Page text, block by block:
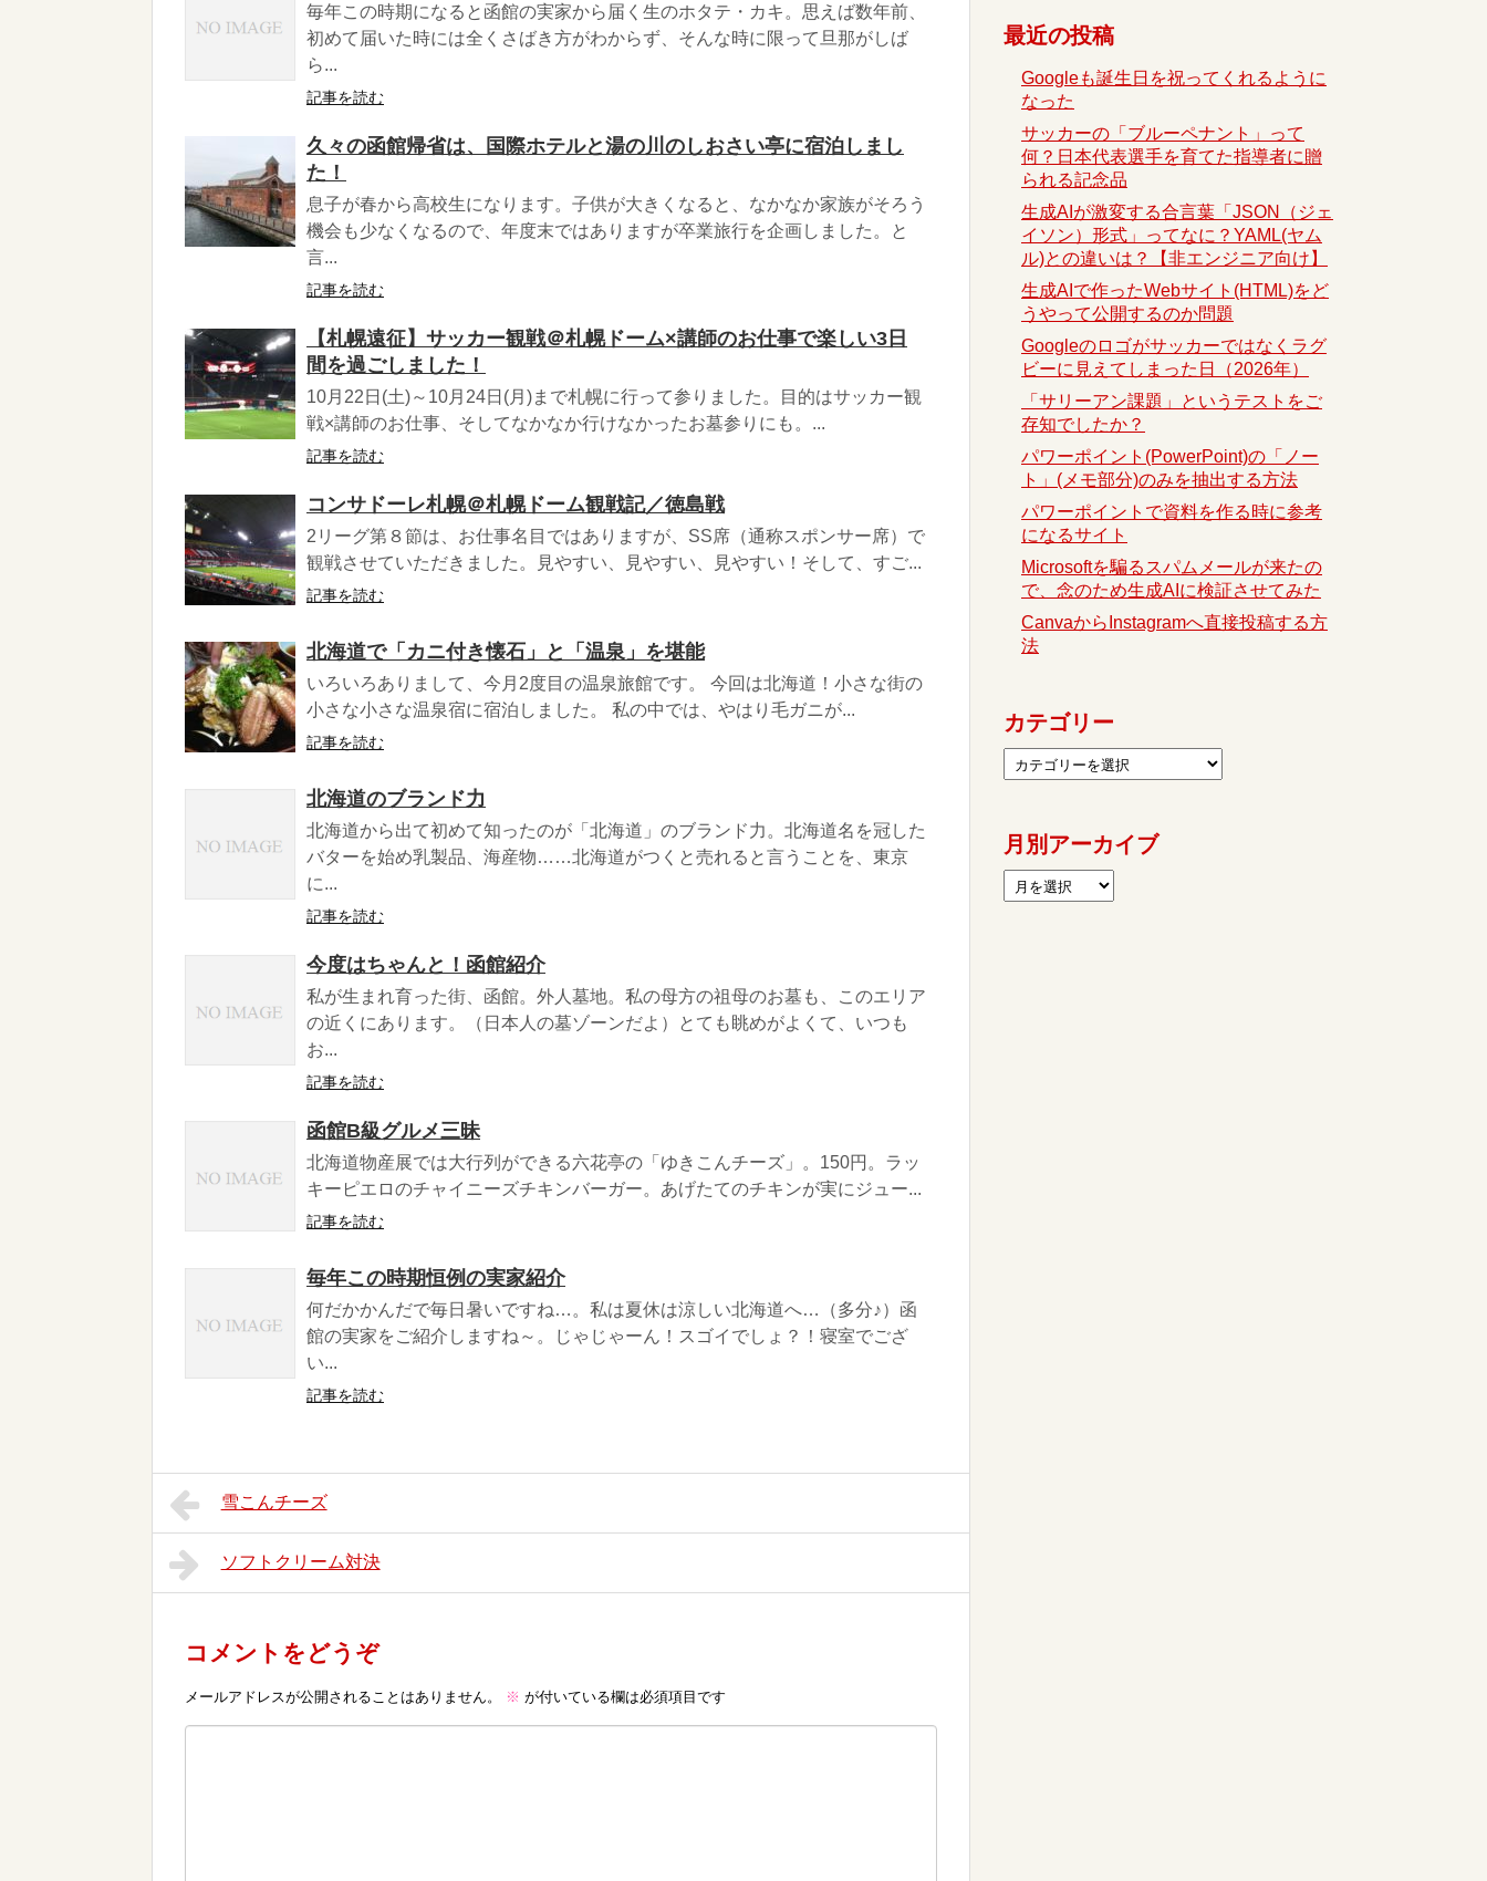
毎年この時期になると函館の実家から届く生のホタテ・カキ。思えば数年前、
初めて届いた時には全くさばき方がわからず、そんな時に限って旦那がしば
ら...
記事を読む
久々の函館帰省は、国際ホテルと湯の川のしおさい亭に宿泊しまし
た！
息子が春から高校生になります。子供が大きくなると、なかなか家族がそろう
機会も少なくなるので、年度末ではありますが卒業旅行を企画しました。と
言...
記事を読む
【札幌遠征】サッカー観戦＠札幌ドーム×講師のお仕事で楽しい3日
間を過ごしました！
10月22日(土)～10月24日(月)まで札幌に行って参りました。目的はサッカー観
戦×講師のお仕事、そしてなかなか行けなかったお墓参りにも。...
記事を読む
コンサドーレ札幌＠札幌ドーム観戦記／徳島戦
2リーグ第８節は、お仕事名目ではありますが、SS席（通称スポンサー席）で
観戦させていただきました。見やすい、見やすい、見やすい！そして、すご...
記事を読む
北海道で「カニ付き懐石」と「温泉」を堪能
いろいろありまして、今月2度目の温泉旅館です。 今回は北海道！小さな街の
小さな小さな温泉宿に宿泊しました。 私の中では、やはり毛ガニが...
記事を読む
北海道のブランド力
北海道から出て初めて知ったのが「北海道」のブランド力。北海道名を冠した
バターを始め乳製品、海産物……北海道がつくと売れると言うことを、東京
に...
記事を読む
今度はちゃんと！函館紹介
私が生まれ育った街、函館。外人墓地。私の母方の祖母のお墓も、このエリア
の近くにあります。（日本人の墓ゾーンだよ）とても眺めがよくて、いつも
お...
記事を読む
函館B級グルメ三昧
北海道物産展では大行列ができる六花亭の「ゆきこんチーズ」。150円。ラッ
キーピエロのチャイニーズチキンバーガー。あげたてのチキンが実にジュー...
記事を読む
毎年この時期恒例の実家紹介
何だかかんだで毎日暑いですね…。私は夏休は涼しい北海道へ…（多分♪）函
館の実家をご紹介しますね～。じゃじゃーん！スゴイでしょ？！寝室でござ
い...
記事を読む
雪こんチーズ
ソフトクリーム対決
コメントをどうぞ
メールアドレスが公開されることはありません。 ※ が付いている欄は必須項目です
最近の投稿
Googleも誕生日を祝ってくれるように
なった
サッカーの「ブルーペナント」って
何？日本代表選手を育てた指導者に贈
られる記念品
生成AIが激変する合言葉「JSON（ジェ
イソン）形式」ってなに？YAML(ヤム
ル)との違いは？【非エンジニア向け】
生成AIで作ったWebサイト(HTML)をど
うやって公開するのか問題
Googleのロゴがサッカーではなくラグ
ビーに見えてしまった日（2026年）
「サリーアン課題」というテストをご
存知でしたか？
パワーポイント(PowerPoint)の「ノー
ト」(メモ部分)のみを抽出する方法
パワーポイントで資料を作る時に参考
になるサイト
Microsoftを騙るスパムメールが来たの
で、念のため生成AIに検証させてみた
CanvaからInstagramへ直接投稿する方
法
カテゴリー
月別アーカイブ